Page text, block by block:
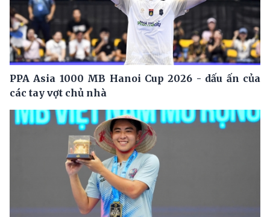
PPA Asia 1000 MB Hanoi Cup 2026 - dấu ấn của
các tay vợt chủ nhà